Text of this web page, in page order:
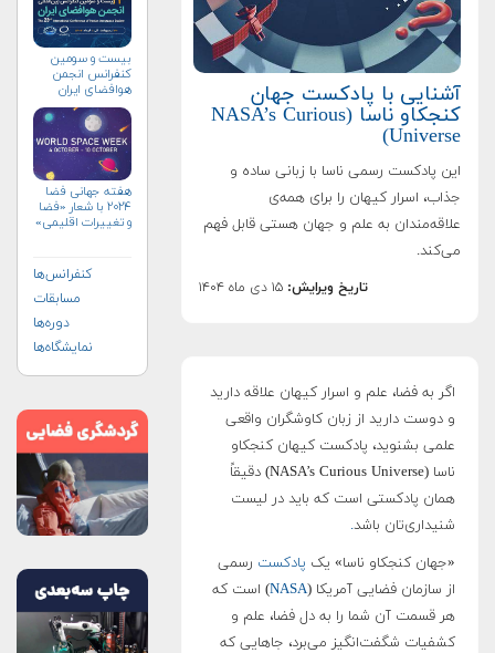
آشنایی با پادکست جهان
کنجکاو ناسا (NASA’s Curious
Universe)
این پادکست رسمی ناسا با زبانی ساده و
جذاب، اسرار کیهان را برای همه‌ی
علاقه‌مندان به علم و جهان هستی قابل فهم
می‌کند.
تاریخ ویرایش: ۱۵ دی ماه ۱۴۰۴
اگر به فضا، علم و اسرار کیهان علاقه دارید
و دوست دارید از زبان کاوشگران واقعی
علمی بشنوید، پادکست کیهان کنجکاو
ناسا (NASA’s Curious Universe) دقیقاً
همان پادکستی است که باید در لیست
شنیداری‌تان باشد.
«جهان کنجکاو ناسا» یک پادکست رسمی
از سازمان فضایی آمریکا (NASA) است که
هر قسمت آن شما را به دل فضا، علم و
کشفیات شگفت‌انگیز می‌برد، جاهایی که
بیست و سومین
کنفرانس انجمن
هوافضای ايران
هفته جهانی فضا
۲۰۲۴ با شعار «فضا
و تغییرات اقلیمی»
کنفرانس‌ها
مسابقات
دوره‌ها
نمایشگاه‌ها